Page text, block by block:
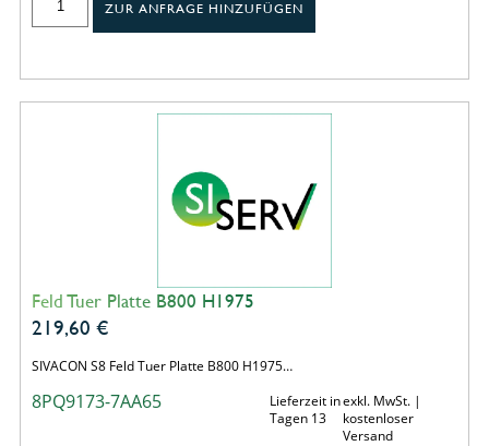
ZUR ANFRAGE HINZUFÜGEN
Feld Tuer Platte B800 H1975
219,60 €
SIVACON S8 Feld Tuer Platte B800 H1975…
8PQ9173-7AA65
Lieferzeit in
Tagen 13
exkl. MwSt. |
kostenloser
Versand